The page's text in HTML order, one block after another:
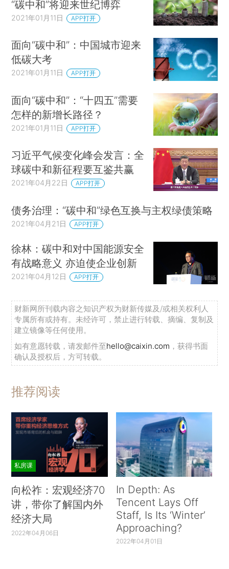
“碳中和”将迎来世纪博弈
2021年01月11日 APP打开
面向“碳中和”：中国城市迎来
低碳大考
2021年01月11日 APP打开
面向“碳中和”：“十四五”需要
怎样的新增长路径？
2021年01月11日 APP打开
习近平气候变化峰会发言：全
球碳中和新征程要互鉴共赢
2021年04月22日 APP打开
债务治理：“碳中和”绿色互换与主权绿债策略
2021年04月21日 APP打开
徐林：碳中和对中国能源安全
有战略意义 亦迫使企业创新
2021年04月12日 APP打开
财新网所刊载内容之知识产权为财新传媒及/或相关权利人
专属所有或持有。未经许可，禁止进行转载、摘编、复制及
建立镜像等任何使用。
如有意愿转载，请发邮件至hello@caixin.com ，获得书面
确认及授权后，方可转载。
推荐阅读
私房课
向松祚：宏观经济70
讲，带你了解国内外
经济大局
2022年04月06日
In Depth: As
Tencent Lays Off
Staff, Is Its ‘Winter’
Approaching?
2022年04月01日